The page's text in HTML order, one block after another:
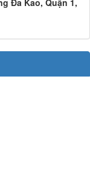
Đa Kao, Quận 1,